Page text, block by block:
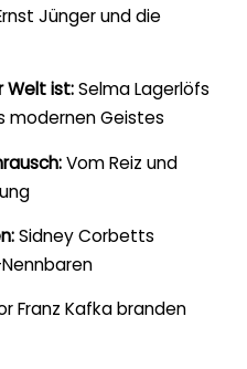
Jünger und die
Welt ist:Selma Lagerlöfs
modernen Geistes
Vom Reiz und
Sidney Corbetts
Franz Kafka branden